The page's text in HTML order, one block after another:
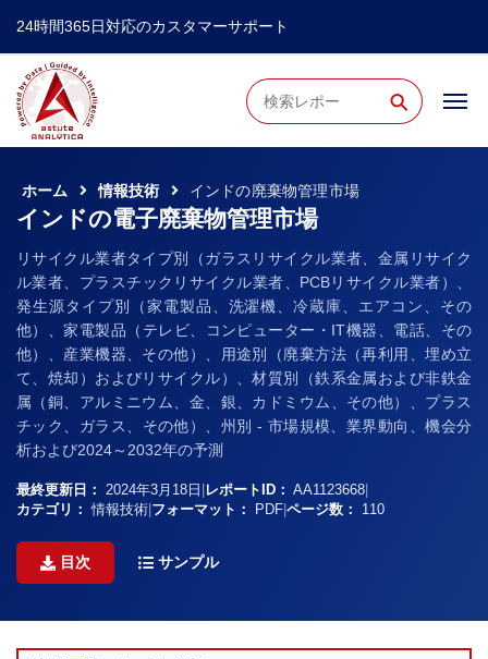
24時間365日対応のカスタマーサポート
⚲
ホーム 情報技術 インドの廃棄物管理市場
インドの電子廃棄物管理市場
リサイクル業者タイプ別（ガラスリサイクル業者、金属リサイク
ル業者、プラスチックリサイクル業者、PCBリサイクル業者）、
発生源タイプ別（家電製品、洗濯機、冷蔵庫、エアコン、その
他）、家電製品（テレビ、コンピューター・IT機器、電話、その
他）、産業機器、その他）、用途別（廃棄方法（再利用、埋め立
て、焼却）およびリサイクル）、材質別（鉄系金属および非鉄金
属（銅、アルミニウム、金、銀、カドミウム、その他）、プラス
チック、ガラス、その他）、州別 - 市場規模、業界動向、機会分
析および2024～2032年の予測
最終更新日： 2024年3月18日 レポートID： AA1123668
カテゴリ： 情報技術 フォーマット： PDF ページ数： 110
目次 サンプル